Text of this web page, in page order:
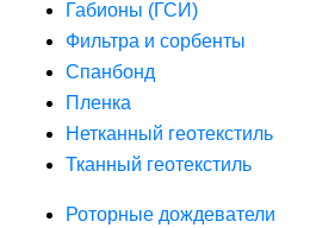
Габионы (ГСИ)
Фильтра и сорбенты
Спанбонд
Пленка
Нетканный геотекстиль
Тканный геотекстиль
Роторные дождеватели